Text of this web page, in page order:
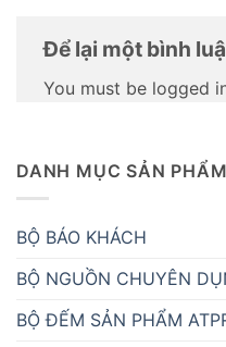
Để lại một bình
You must be logged
DANH MỤC SẢN PHẨM
BỘ BÁO KHÁCH
BỘ NGUỒN CHUYÊN
BỘ ĐẾM SẢN PHẨM